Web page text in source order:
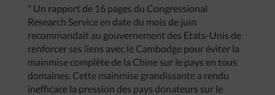
* Un rapport de 16 pages du Congressional
Research Service en date du mois de juin
recommandait au gouvernement des Etats-Unis de
renforcer ses liens avec le Cambodge pour éviter la
mainmise complète de la Chine sur le pays en tous
domaines. Cette mainmise grandissante a rendu
inefficace la pression des pays donateurs sur le